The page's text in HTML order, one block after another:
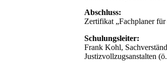
Abschluss:
Zertifikat „Fachplaner
Schulungsleiter:
Frank Kohl,
Justizvollzugsanstalten